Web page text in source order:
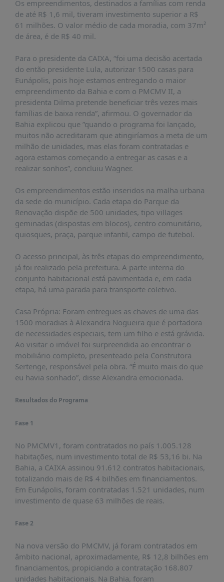
DADOS
FRENTE
SOBRE
A
FRENTE
MATERIAIS
INFORMAÇÕES
CURSOS
EVENTOS
MATERIAIS
DISPONÍVEIS
PUBLICAÇÕES
RUMOS
LIVROS
ESTUDOS
NOTÍCIAS
PRÊMIO
ABDE-
BID
ABDE
DE
Os empreendimentos, destinados a famílias com renda
de até R$ 1,6 mil, tiveram investimento superior a R$
61 milhões. O valor médio de cada moradia, com 37m²
de área, é de R$ 40 mil.
Para o presidente da CAIXA, “foi uma decisão acertada
do então presidente Lula, autorizar 1500 casas para
Eunápolis, pois hoje estamos entregando o maior
empreendimento da Bahia e com o PMCMV II, a
presidenta Dilma pretende beneficiar três vezes mais
famílias de baixa renda”, afirmou. O governador da
Bahia explicou que ”quando o programa foi lançado,
muitos não acreditaram que atingiríamos a meta de um
milhão de unidades, mas elas foram contratadas e
agora estamos começando a entregar as casas e a
realizar sonhos”, concluiu Wagner.
Os empreendimentos estão inseridos na malha urbana
da sede do município. Cada etapa do Parque da
Renovação dispõe de 500 unidades, tipo villages
geminadas (dispostas em blocos), centro comunitário,
quiosques, praça, parque infantil, campo de futebol.
O acesso principal, às três etapas do empreendimento,
já foi realizado pela prefeitura. A parte interna do
conjunto habitacional está pavimentada e, em cada
etapa, há uma parada para transporte coletivo.
Casa Própria: Foram entregues as chaves de uma das
1500 moradias à Alexandra Nogueira que é portadora
de necessidades especiais, tem um filho e está grávida.
Ao visitar o imóvel foi surpreendida ao encontrar o
mobiliário completo, presenteado pela Construtora
Sertenge, responsável pela obra. “É muito mais do que
eu havia sonhado”, disse Alexandra emocionada.
Resultados do Programa
Fase 1
No PMCMV1, foram contratados no país 1.005.128
habitações, num investimento total de R$ 53,16 bi. Na
Bahia, a CAIXA assinou 91.612 contratos habitacionais,
totalizando mais de R$ 4 bilhões em financiamentos.
Em Eunápolis, foram contratadas 1.521 unidades, num
investimento de quase 63 milhões de reais.
Fase 2
Na nova versão do PMCMV, já foram contratados em
âmbito nacional, aproximadamente, R$ 12,8 bilhões em
financiamentos, propiciando a contratação 168.807
unidades habitacionais. Na Bahia, foram